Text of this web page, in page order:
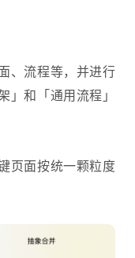
、流程等，并进行
和「通用流程」
页面按统一颗粒度